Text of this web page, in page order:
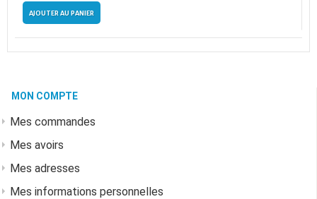
AJOUTER AU PANIER
MON COMPTE
Mes commandes
Mes avoirs
Mes adresses
Mes informations personnelles